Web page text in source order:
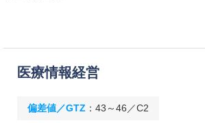
医療情報経営
偏差値／GTZ ： 43～46／C2